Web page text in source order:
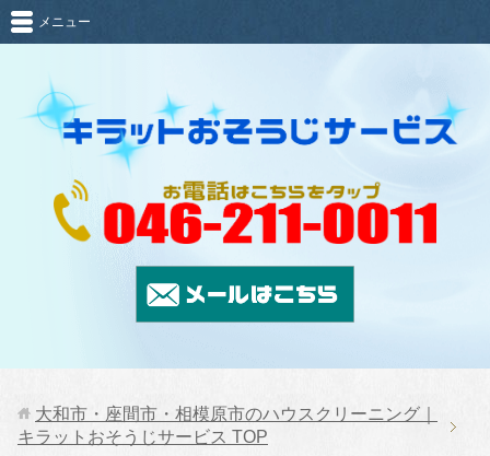
メニュー
大和市・座間市・相模原市のハウスクリーニング｜
キラットおそうじサービス TOP